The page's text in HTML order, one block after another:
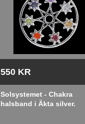
550 KR
Solsystemet - Chakra
halsband i Äkta silver.